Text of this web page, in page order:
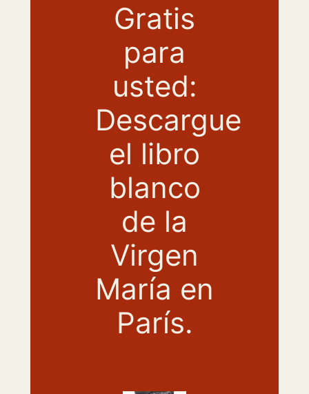
Gratis
para
usted:
Descargue
el libro
blanco
de la
Virgen
María en
París.